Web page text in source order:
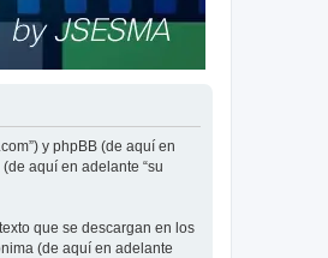
y phpBB (de aquí en
aquí en adelante “su
que se descargan en los
(de aquí en adelante